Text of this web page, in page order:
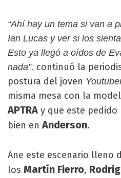
“Ahí hay un tema si van a
Ian Lucas y ver si los
Esto ya llegó a oídos de
nada”, continuó la
postura del joven
misma mesa con la
APTRA y que este
bien enAnderson.
Ane este escenario lleno
los Martín Fierro,